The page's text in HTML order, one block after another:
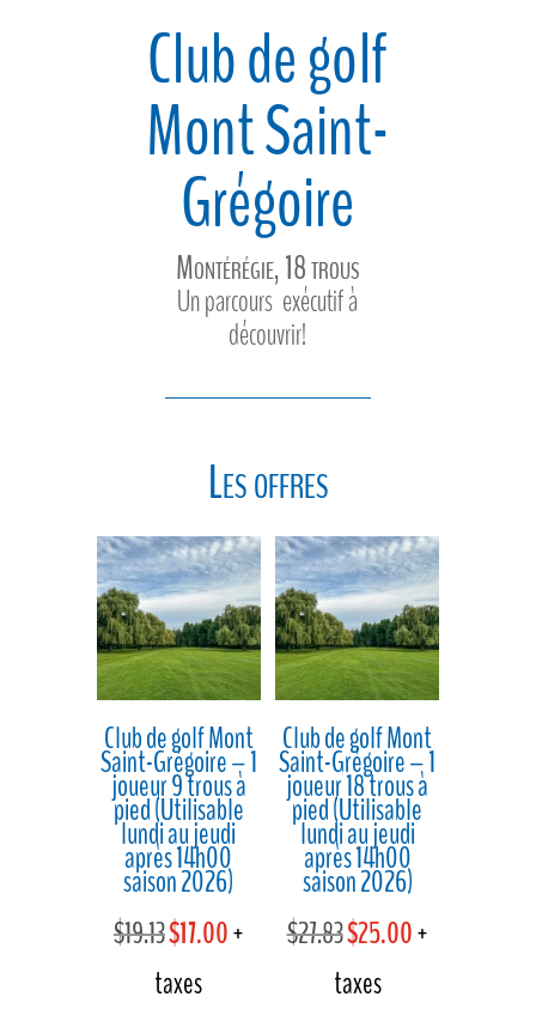
Club de golf
Mont Saint-
Grégoire
Montérégie, 18 trous
Un parcours exécutif à
découvrir!
Les offres
Club de golf Mont
Saint-Grégoire – 1
joueur 9 trous à
pied (Utilisable
lundi au jeudi
après 14h00
saison 2026)
$19.13Le
prix
$17.00Le
+
taxes
Club de golf Mont
Saint-Grégoire – 1
joueur 18 trous à
pied (Utilisable
lundi au jeudi
après 14h00
saison 2026)
$27.83Le
prix
$25.00Le
+
taxes